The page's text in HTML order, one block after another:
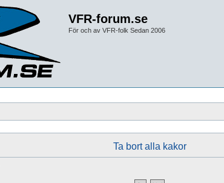
VFR-forum.se
För och av VFR-folk Sedan 2006
Ta bort alla kakor